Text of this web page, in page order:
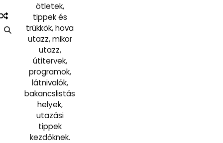
ötletek,
tippek és
trükkök, hova
utazz, mikor
utazz,
útitervek,
programok,
látnivalók,
bakancslistás
helyek,
utazási
tippek
kezdőknek.